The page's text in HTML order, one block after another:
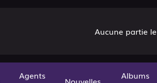
Aucune partie le
Agents
Albums